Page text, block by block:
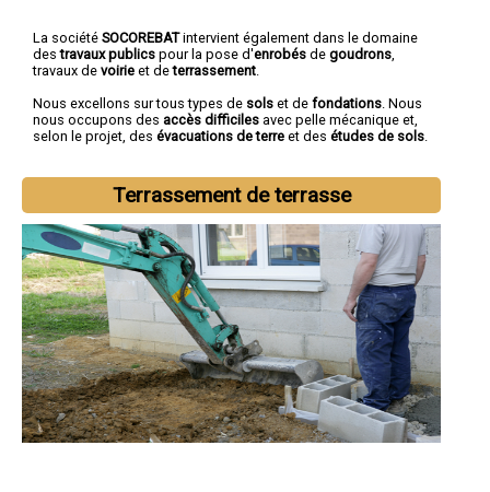
La société SOCOREBATintervient également dans le domaine
destravaux publics pour la pose d'enrobés de goudrons
travaux de voirie et deterrassement
Nous excellons sur tous types de sols et de fondations . Nous
nous occupons des accès difficiles avec pelle mécanique et,
selon le projet, des évacuations de terre et des études de sols
Terrassement de terrasse